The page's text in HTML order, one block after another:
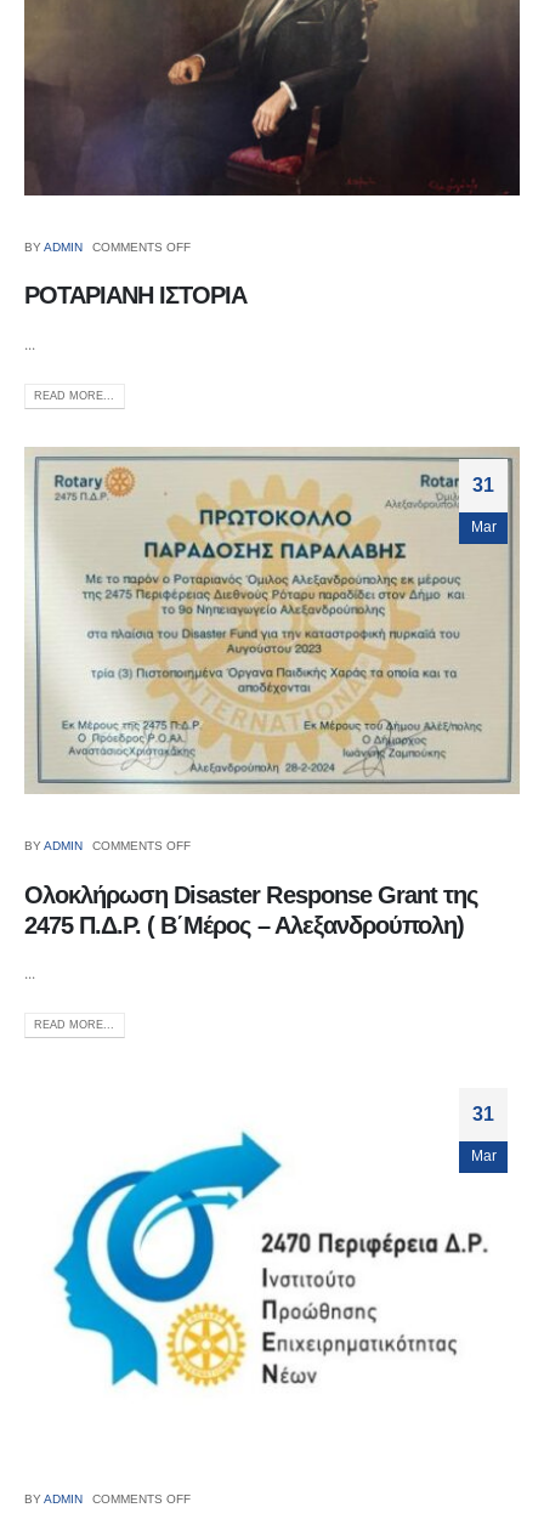
BYADMIN COMMENTS OFF
ΡΟΤΑΡΙΑΝΗ ΙΣΤΟΡΙΑ
...
READ MORE...
31
Mar
BYADMIN COMMENTS OFF
Ολοκλήρωση Disaster Response Grant της
2475 Π.Δ.Ρ. ( Β΄Μέρος – Αλεξανδρούπολη)
...
READ MORE...
31
Mar
BYADMIN COMMENTS OFF